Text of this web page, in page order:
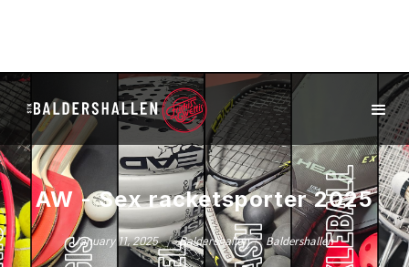
AW - Sex racketsporter 2025
January 11, 2025 / Baldershallen / Baldershallen